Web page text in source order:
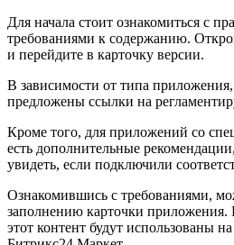
Для начала стоит ознакомиться с
требованиями к содержанию.
и перейдите в карточку версии.
В зависимости от типа
предложены ссылки на
Кроме того, для приложений со
есть дополнительные
увидеть, если подключили
Ознакомившись с требованиями,
заполнению карточки приложения.
этот контент будут использованы